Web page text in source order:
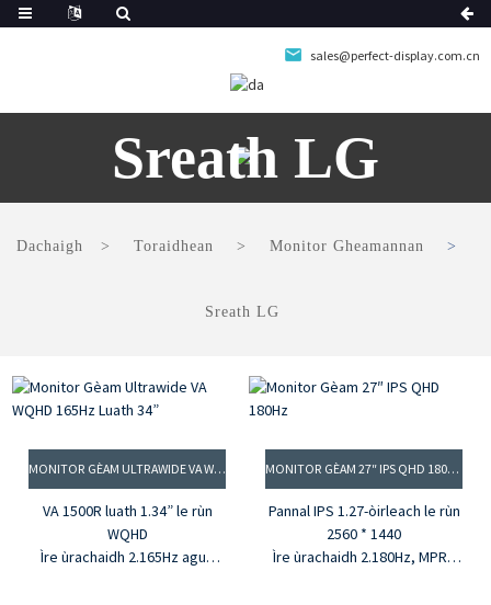
sales@perfect-display.com.cn
Sreath LG
Dachaigh Toraidhean Monitor Gheamannan
Sreath LG
MONITOR GÈAM ULTRAWIDE VA WQHD 165HZ LUATH 34”
VA 1500R luath 1.34” le rùn
WQHD
Ìre ùrachaidh 2.165Hz agus
MONITOR GÈAM 27″ IPS QHD 180HZ
Pannal IPS 1.27-òirleach le rùn
2560 * 1440
Ìre ùrachaidh 2.180Hz, MPRT